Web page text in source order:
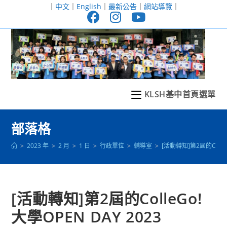
至
｜ 中文｜ English ｜ 最新公告｜ 網站導覽｜
KLSH基中首頁選單
部落格
> 2023 年 > 2 月 > 1 日 > 行政單位 > 輔導室 > [活動轉知]第2屆的
[活動轉知]第2屆的ColleGo!
大學OPEN DAY 2023